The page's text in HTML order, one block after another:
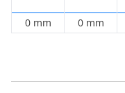
0 mm 0 mm